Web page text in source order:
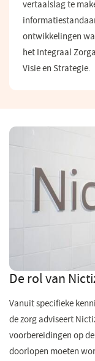
vertaalslag te
ontwikkelingen
het Integraal
Visie en Strategie.
De rol van
Vanuit specifieke
de zorg adviseert
voorbereidingen op
doorlopen moeten